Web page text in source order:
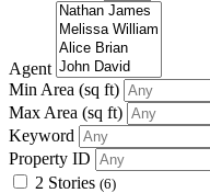
Agent
Min Area (sq ft)
Max Area (sq ft)
Keyword
Property ID
2 Stories (6)